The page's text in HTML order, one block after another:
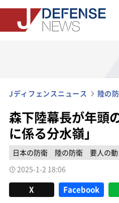
Jディフェンスニュース 陸の
森下陸幕長が年頭
に係る分水嶺」
日本の防衛 陸の防衛
要人の動
2025-1-2 18:06
X Facebook